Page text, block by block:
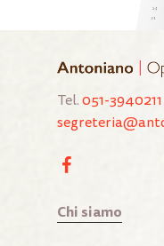
Tel. 051-3940211
Chi siamo